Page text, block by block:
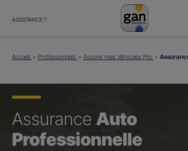
ASSISTANCE ?
Accueil Professionnels Assurer mes Véhicules Pro
Assurance Auto
Professionnelle